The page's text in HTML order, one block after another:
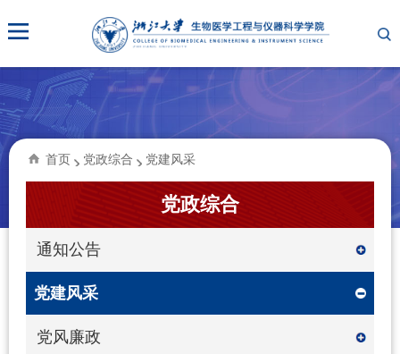
首页 党政综合 党建风采
党政综合
通知公告
党建风采
党风廉政